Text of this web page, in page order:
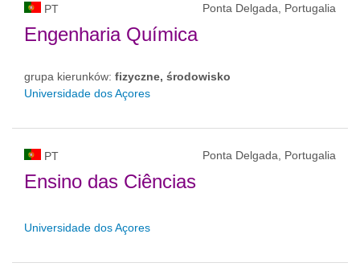
PT Ponta Delgada, Portugalia
Engenharia Química
grupa kierunków: fizyczne, środowisko
Universidade dos Açores
PT Ponta Delgada, Portugalia
Ensino das Ciências
Universidade dos Açores